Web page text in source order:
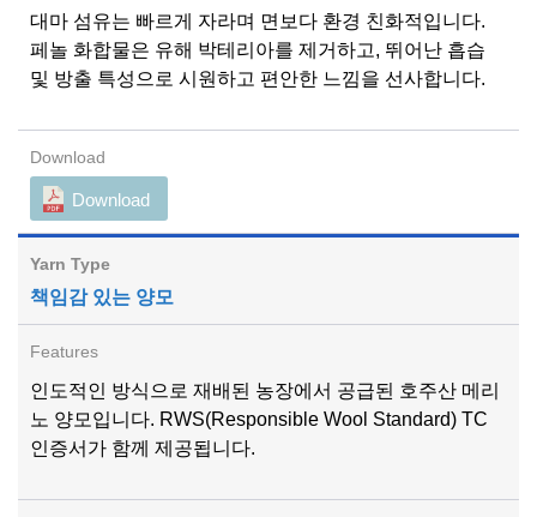
대마 섬유는 빠르게 자라며 면보다 환경 친화적입니다.
페놀 화합물은 유해 박테리아를 제거하고, 뛰어난 흡습
및 방출 특성으로 시원하고 편안한 느낌을 선사합니다.
Download
책임감 있는 양모
인도적인 방식으로 재배된 농장에서 공급된 호주산 메리
노 양모입니다. RWS(Responsible Wool Standard) TC
인증서가 함께 제공됩니다.